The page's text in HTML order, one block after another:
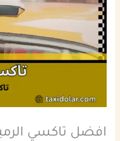
افضل تاكسي